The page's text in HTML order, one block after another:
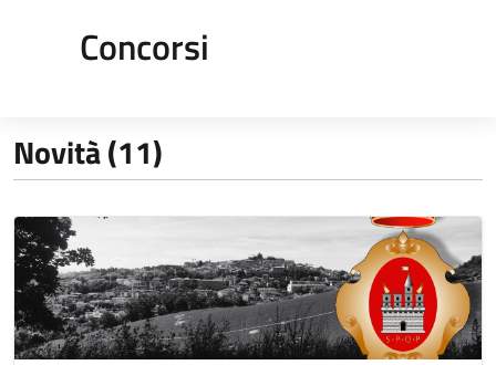
Concorsi
Novità (11)